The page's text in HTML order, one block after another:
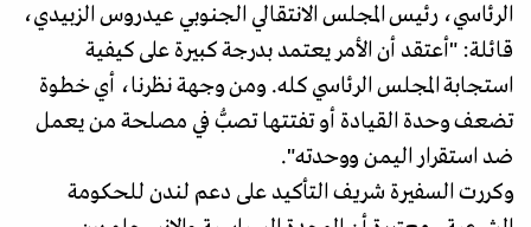
الرئاسي، رئيس المجلس الانتقالي الجنوبي عيدروس الزبيدي،
قائلة: "أعتقد أن الأمر يعتمد بدرجة كبيرة على كيفية
استجابة المجلس الرئاسي كله. ومن وجهة نظرنا، أي خطوة
تضعف وحدة القيادة أو تفتتها تصبُّ في مصلحة من يعمل
ضد استقرار اليمن ووحدته".
وكررت السفيرة شريف التأكيد على دعم لندن للحكومة